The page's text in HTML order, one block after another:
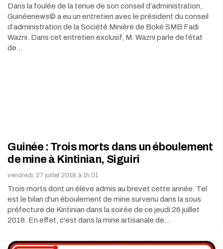
Dans la foulée de la tenue de son conseil d’administration,
Guinéenews© a eu un entretien avec le président du conseil
d’administration de la Société Minière de Boké SMB Fadi
Wazni. Dans cet entretien exclusif, M. Wazni parle de l’état
de…
Guinée : Trois morts dans un éboulement
de mine à Kintinian, Siguiri
vendredi, 27 juillet 2018 à 1h:01
Trois morts dont un élève admis au brevet cette année. Tel
est le bilan d'un éboulement de mine survenu dans la sous
préfecture de Kintinian dans la soirée de ce jeudi 26 juillet
2018. En effet, c'est dans la mine artisanale de…